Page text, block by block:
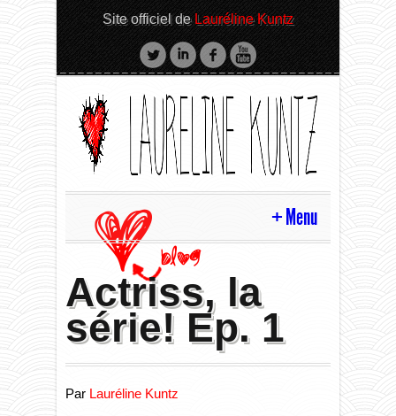
Site officiel de Lauréline Kuntz
Menu
HOME
BLOG
#News
BIO
Actriss, la
série! Ep. 1
Par Lauréline Kuntz